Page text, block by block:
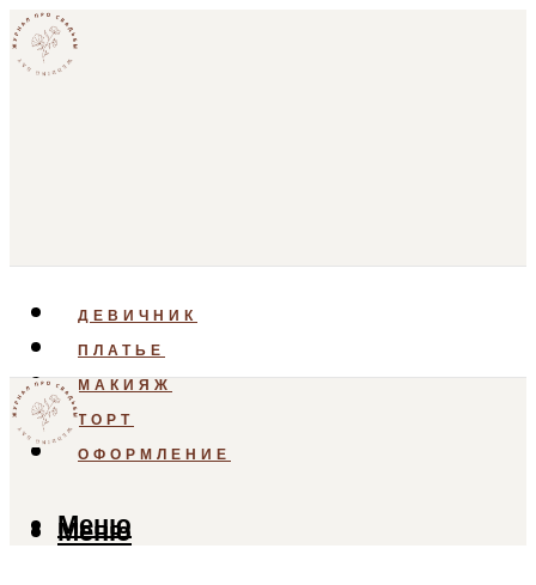
ДЕВИЧНИК
ПЛАТЬЕ
МАКИЯЖ
ТОРТ
ОФОРМЛЕНИЕ
Меню
Меню